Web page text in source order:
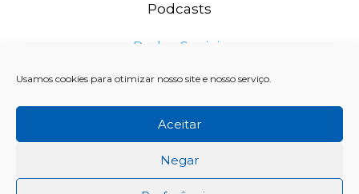
Usamos cookies para otimizar nosso site e nosso serviço.
Aceitar
Negar
Podcasts
Redes Sociais